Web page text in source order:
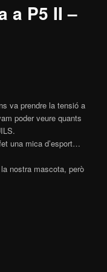
a P5 II –
va prendre la tensió a
poder veure quants
una mica d’esport…
nostra mascota, però